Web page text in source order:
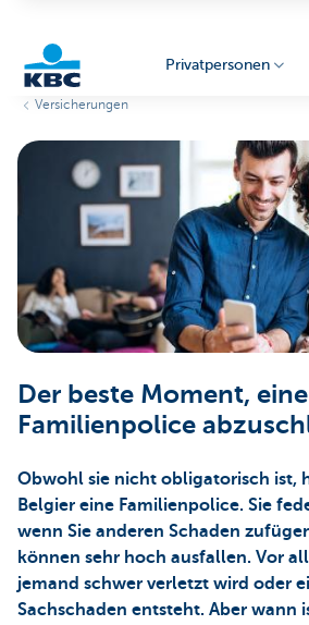
Particulieren
Privatpersonen
Versicherungen
Der beste Moment, eine
Familienpolice
Obwohl sie nicht obligatorisch ist,
Belgier eine Familienpolice. Sie
wenn Sie anderen Schaden
können sehr hoch ausfallen. Vor
jemand schwer verletzt wird oder
Sachschaden entsteht. Aber wann